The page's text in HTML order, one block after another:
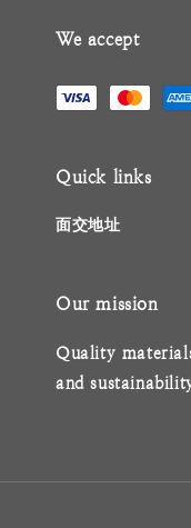
We accept
Quick links
面交地址
Our mission
Quality
and